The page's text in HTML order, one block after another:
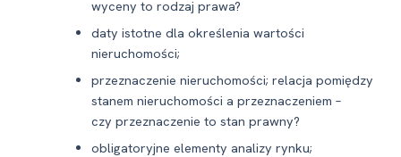
wyceny to rodzaj prawa?
daty istotne dla określenia wartości
nieruchomości;
przeznaczenie nieruchomości; relacja pomiędzy
stanem nieruchomości a przeznaczeniem –
czy przeznaczenie to stan prawny?
obligatoryjne elementy analizy rynku;